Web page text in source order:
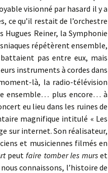
visionné par hasard il y a
ce qu’il restait de l’orchestre
Reiner, la Symphonie
répétèrent ensemble,
pas entre eux, mais
instruments à cordes dans
là, la radio-télévision
ensemble… plus encore… à
eu lieu dans les ruines de
magnifique intitulé « Les
sur internet. Son réalisateur,
et musiciennes filmés en
peutfaire tomber les murset
connaissons, l’histoire de